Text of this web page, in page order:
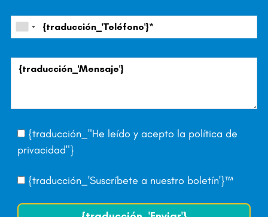
{traducción_"He leído y acepto la política de
privacidad"}
{traducción_'Suscríbete a nuestro boletín'}™